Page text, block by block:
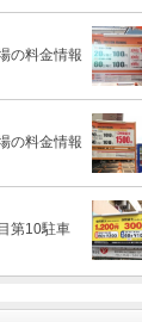
の料金情報
の料金情報
第10駐車